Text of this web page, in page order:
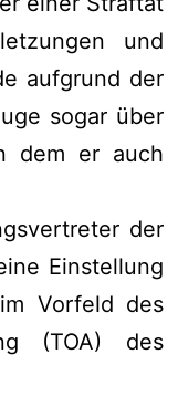
und
aufgrund der
sogar über
dem er auch
der
Einstellung
Vorfeld des
(TOA) des